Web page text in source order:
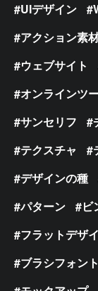
UIデザイン
アクション素
ウェブサイト
オンラインツ
サンセリフ
テクスチャ
デザインの種
パターン
ビ
フラットデザ
ブラシフォント